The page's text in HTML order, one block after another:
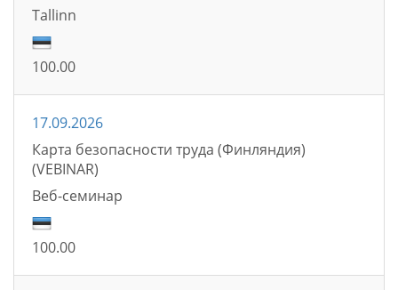
Tallinn
100.00
17.09.2026
Карта безопасности труда (Финляндия)
(VEBINAR)
Bеб-семинаp
100.00